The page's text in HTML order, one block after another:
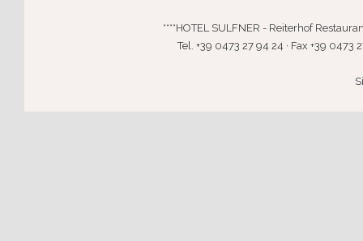
****HOTEL SULFNER - Reiterhof
Tel. +39 0473 27 94 24 · Fax +39 0473